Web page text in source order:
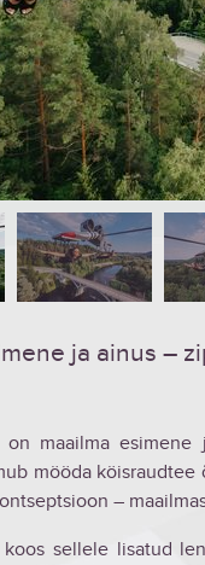
ja ainus –
on maailma
mööda
–
koos sellele lisatud